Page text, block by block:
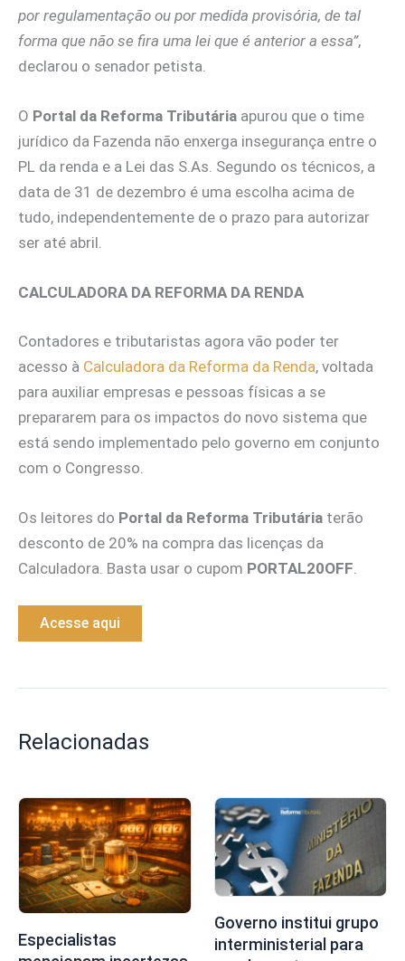
por regulamentação ou por medida provisória, de tal
forma que não se fira uma lei que é anterior a essa”,
declarou o senador petista.
O Portal da Reforma Tributária apurou que o time
jurídico da Fazenda não enxerga insegurança entre o
PL da renda e a Lei das S.As. Segundo os técnicos, a
data de 31 de dezembro é uma escolha acima de
tudo, independentemente de o prazo para autorizar
ser até abril.
CALCULADORA DA REFORMA DA RENDA
Contadores e tributaristas agora vão poder ter
acesso à Calculadora da Reforma da Renda, voltada
para auxiliar empresas e pessoas físicas a se
prepararem para os impactos do novo sistema que
está sendo implementado pelo governo em conjunto
com o Congresso.
Os leitores do Portal da Reforma Tributária terão
desconto de 20% na compra das licenças da
Calculadora. Basta usar o cupom PORTAL20OFF.
Acesse aqui
Relacionadas
Especialistas
Governo institui grupo
interministerial para